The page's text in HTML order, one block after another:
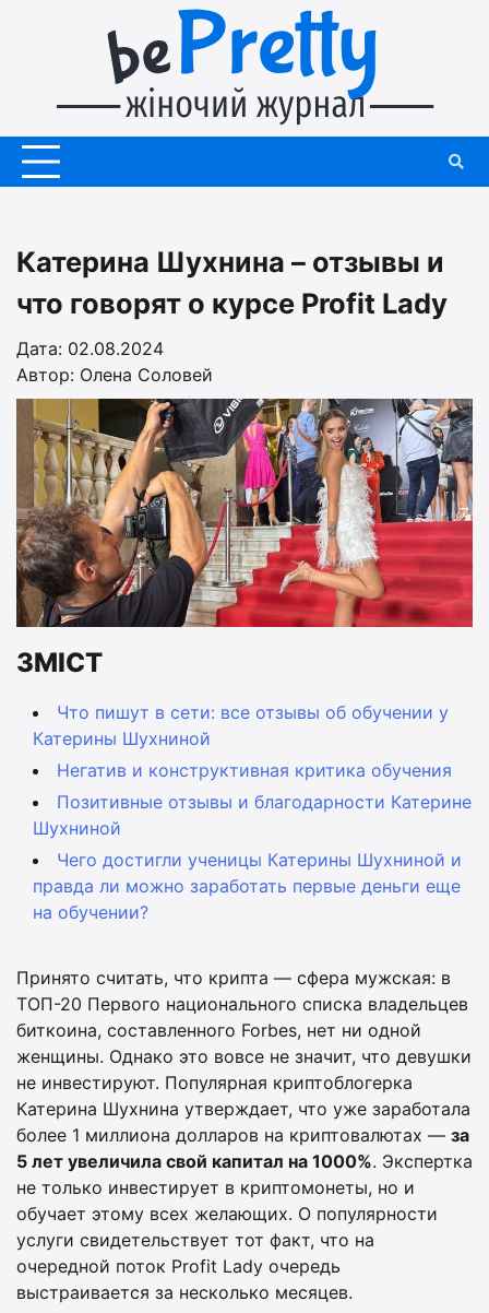
Катерина Шухнина – отзывы и
что говорят о курсе Profit Lady
Дата: 02.08.2024
Автор: Олена Соловей
ЗМІСТ
Что пишут в сети: все отзывы об обучении у
Катерины Шухниной
Негатив и конструктивная критика обучения
Позитивные отзывы и благодарности Катерине
Шухниной
Чего достигли ученицы Катерины Шухниной и
правда ли можно заработать первые деньги еще
на обучении?
Принято считать, что крипта — сфера мужская: в
ТОП-20 Первого национального списка владельцев
биткоина, составленного Forbes, нет ни одной
женщины. Однако это вовсе не значит, что девушки
не инвестируют. Популярная криптоблогерка
Катерина Шухнина утверждает, что уже заработала
более 1 миллиона долларов на криптовалютах — за
5 лет увеличила свой капитал на 1000%. Экспертка
не только инвестирует в криптомонеты, но и
обучает этому всех желающих. О популярности
услуги свидетельствует тот факт, что на
очередной поток Profit Lady очередь
выстраивается за несколько месяцев.